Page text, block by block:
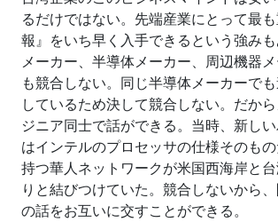
るだけではない。先端産業にとって最
報』をいち早く入手できるという強み
メーカー、半導体メーカー、周辺機器
も競合しない。同じ半導体メーカーで
しているため決して競合しない。だか
ジニア同士で話ができる。当時、新し
はインテルのプロセッサの仕様そのも
持つ華人ネットワークが米国西海岸と
りと結びつけていた。競合しないから
の話をお互いに交すことができる。